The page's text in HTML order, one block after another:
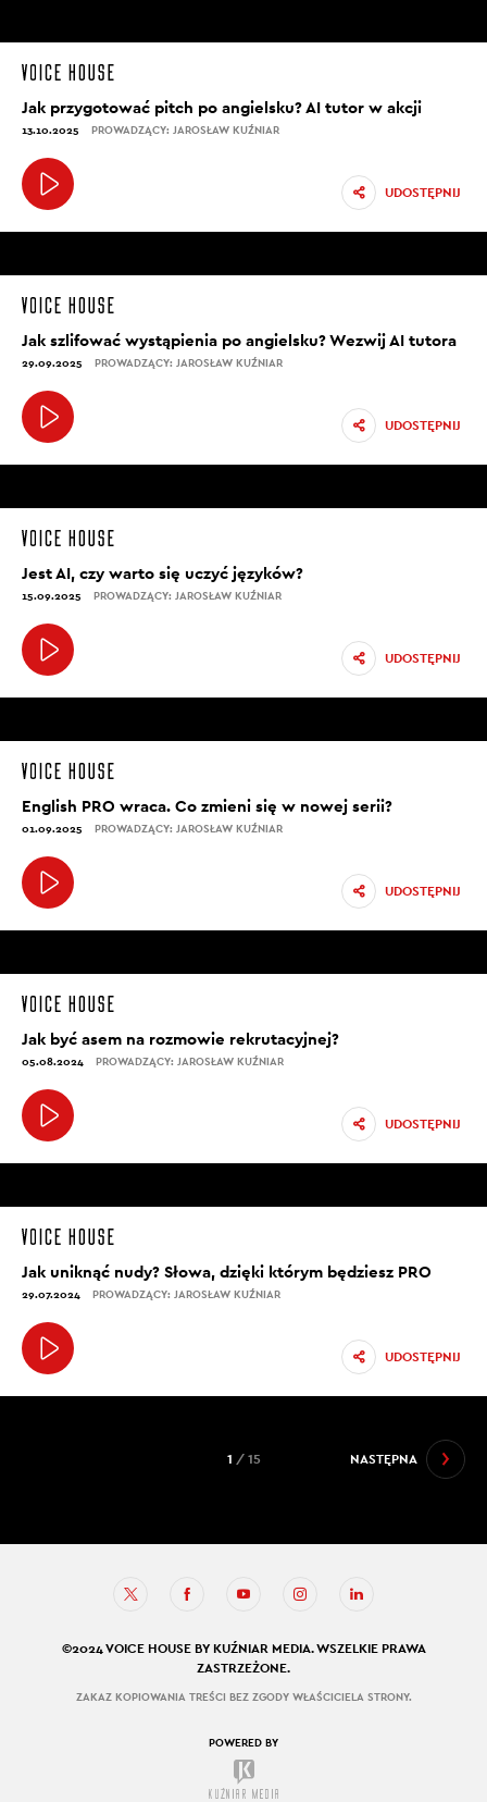
Jak przygotować pitch po angielsku? AI tutor w akcji
13.10.2025 PROWADZĄCY: JAROSŁAW KUŹNIAR
UDOSTĘPNIJ
Jak szlifować wystąpienia po angielsku? Wezwij AI tutora
29.09.2025 PROWADZĄCY: JAROSŁAW KUŹNIAR
UDOSTĘPNIJ
Jest AI, czy warto się uczyć języków?
15.09.2025 PROWADZĄCY: JAROSŁAW KUŹNIAR
UDOSTĘPNIJ
English PRO wraca. Co zmieni się w nowej serii?
01.09.2025 PROWADZĄCY: JAROSŁAW KUŹNIAR
UDOSTĘPNIJ
Jak być asem na rozmowie rekrutacyjnej?
05.08.2024 PROWADZĄCY: JAROSŁAW KUŹNIAR
UDOSTĘPNIJ
Jak uniknąć nudy? Słowa, dzięki którym będziesz PRO
29.07.2024 PROWADZĄCY: JAROSŁAW KUŹNIAR
UDOSTĘPNIJ
NASTĘPNA
1 / 15
©2024 VOICE HOUSE BY KUŹNIAR MEDIA. WSZELKIE PRAWA
ZASTRZEŻONE.
ZAKAZ KOPIOWANIA TREŚCI BEZ ZGODY WŁAŚCICIELA STRONY.
POWERED BY